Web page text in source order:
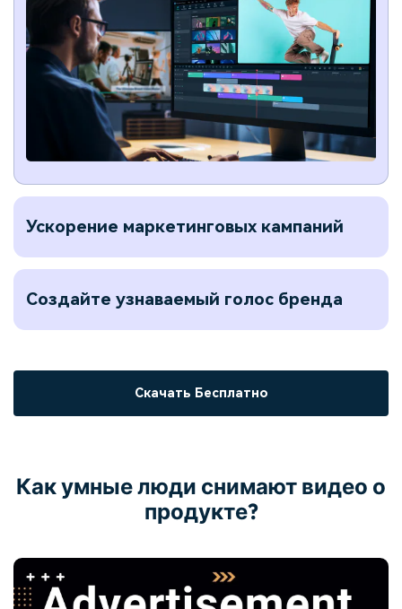
Ускорение маркетинговых кампаний
Создайте узнаваемый голос бренда
Скачать Бесплатно
Как умные люди снимают видео о
продукте?